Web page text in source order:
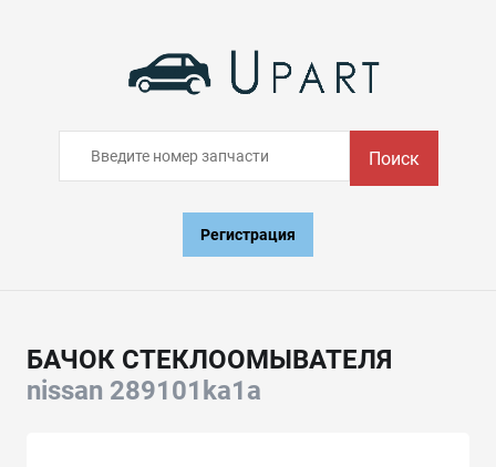
Поиск
Регистрация
БАЧОК СТЕКЛООМЫВАТЕЛЯ
nissan 289101ka1a